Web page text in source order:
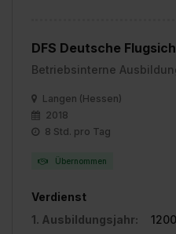
DFS Deutsche
Betriebsinterne
Langen (Hessen)
2018
8 Std. pro Tag
Übernommen
Verdienst
1. Ausbildungsjahr: